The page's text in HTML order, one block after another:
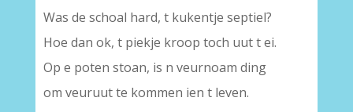
Was de schoal hard, t kukentje septiel?
Hoe dan ok, t piekje kroop toch uut t ei.
Op e poten stoan, is n veurnoam ding
om veuruut te kommen ien t leven.